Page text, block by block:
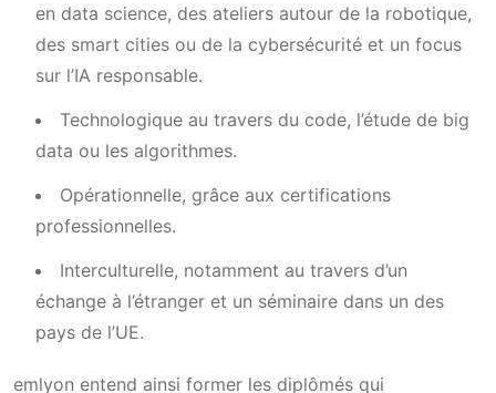
en data science, des ateliers autour de la robotique,
des smart cities ou de la cybersécurité et un focus
sur l’IA responsable.
Technologique au travers du code, l’étude de big
data ou les algorithmes.
Opérationnelle, grâce aux certifications
professionnelles.
Interculturelle, notamment au travers d’un
échange à l’étranger et un séminaire dans un des
pays de l’UE.
emlyon entend ainsi former les diplômés qui